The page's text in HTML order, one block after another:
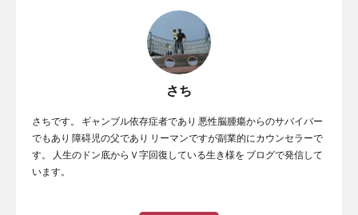
さち
さちです。 ギャンブル依存症者であり 悪性脳腫瘍からのサバイバー
でもあり 障碍児の父であり リーマンですが副業的にカウンセラーで
す。 人生のドン底からＶ字回復している生き様を ブログで発信して
います。